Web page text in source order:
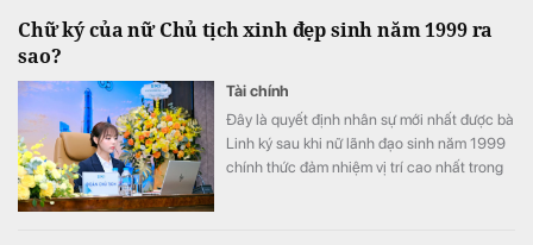
Chữ ký của nữ Chủ tịch xinh đẹp sinh năm 1999 ra
sao?
Tài chính
Đây là quyết định nhân sự mới nhất được bà
Linh ký sau khi nữ lãnh đạo sinh năm 1999
chính thức đảm nhiệm vị trí cao nhất trong